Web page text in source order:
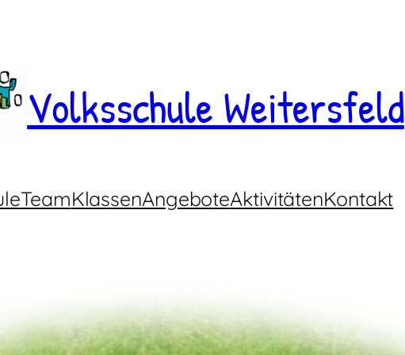
Volksschule Weitersfeld
TeamKlassenAngeboteAktivitätenKontakt